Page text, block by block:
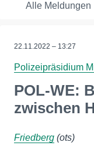
Alle Meldungen
22.11.2022 – 13:27
Polizeipräsidium
POL-WE:
zwischen
Friedberg (ots)